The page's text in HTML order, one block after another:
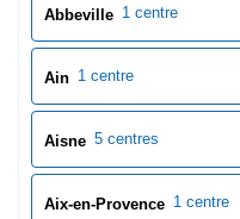
Ajaccio 1 centre
Albi 1 centre
Alençon 1 centre
Allier 4 centres